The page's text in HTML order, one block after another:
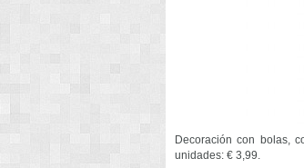
Decoración con bolas,
unidades: € 3,99.